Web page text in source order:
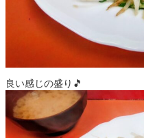
良い感じの盛り🎵